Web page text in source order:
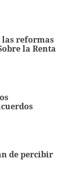
las reformas
la Renta
de percibir